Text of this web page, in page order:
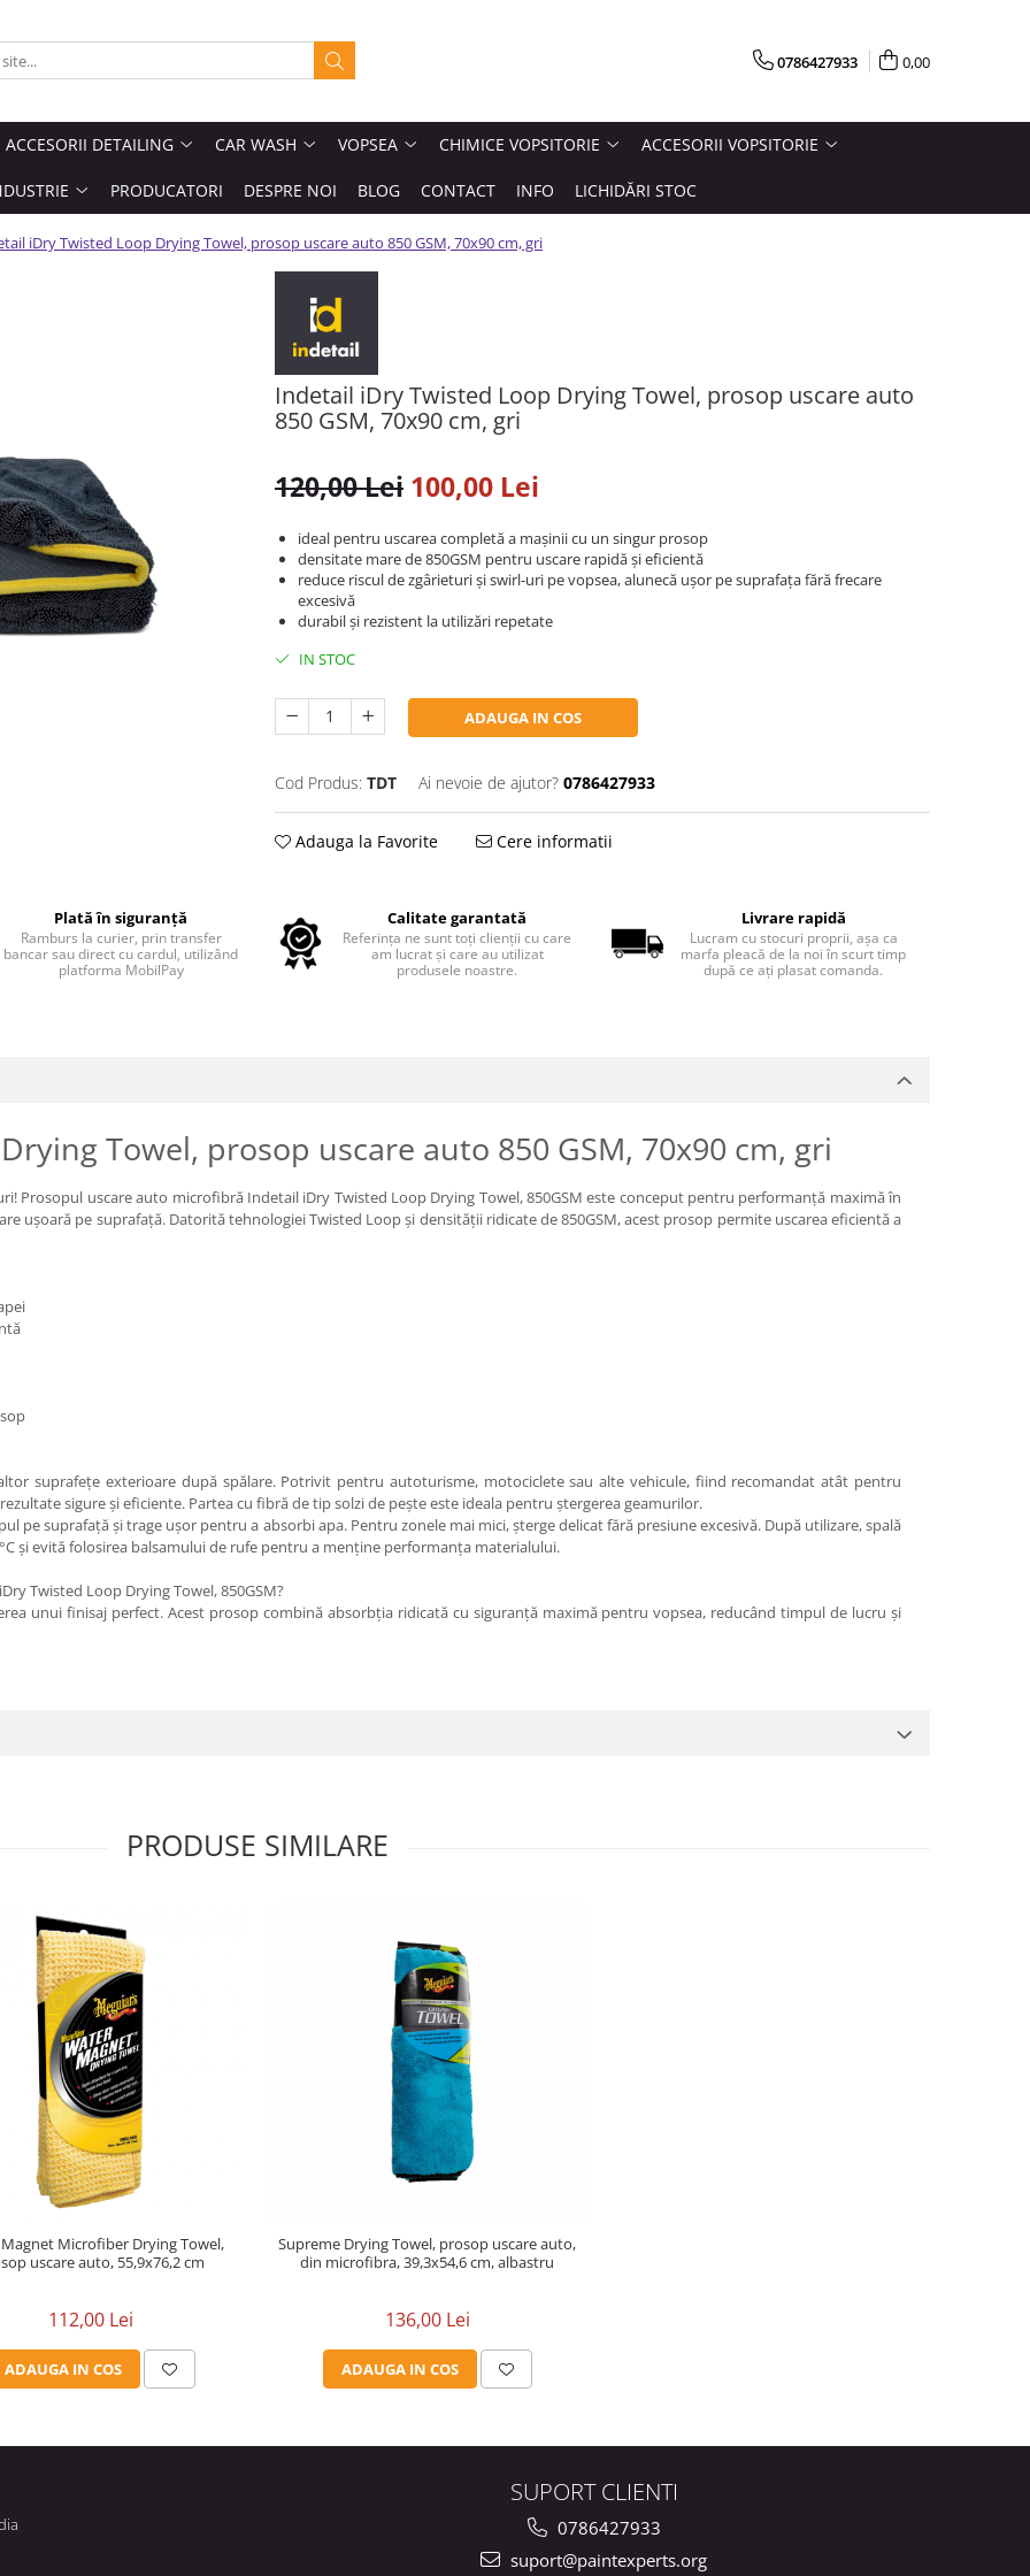
0786427933 0,00
ACCESORII DETAILING CAR WASH VOPSEA CHIMICE VOPSITORIE ACCESORII VOPSITORIE
PRODUCATORI DESPRE NOI BLOG CONTACT INFO LICHIDĂRI STOC
iDry Twisted Loop Drying Towel, prosop uscare auto 850 GSM, 70x90 cm, gri
Indetail iDry Twisted Loop Drying Towel, prosop uscare auto
850 GSM, 70x90 cm, gri
120,00 Lei 100,00 Lei
ideal pentru uscarea completă a mașinii cu un singur prosop
densitate mare de 850GSM pentru uscare rapidă și eficientă
reduce riscul de zgârieturi și swirl-uri pe vopsea, alunecă ușor pe suprafața fără frecare
excesivă
durabil și rezistent la utilizări repetate
IN STOC
ADAUGA IN COS
Cod Produs: TDT Ai nevoie de ajutor? 0786427933
Adauga la Favorite Cere informatii
Plată în siguranță
Ramburs la curier, prin transfer
bancar sau direct cu cardul, utilizând
platforma MobilPay
Calitate garantată
Referința ne sunt toți clienții cu care
am lucrat și care au utilizat
produsele noastre.
Livrare rapidă
Lucram cu stocuri proprii, așa ca
marfa pleacă de la noi în scurt timp
după ce ați plasat comanda.
Towel, prosop uscare auto 850 GSM, 70x90 cm, gri
Prosopul uscare auto microfibră Indetail iDry Twisted Loop Drying Towel, 850GSM este conceput pentru performanță maximă în
ușoară pe suprafață. Datorită tehnologiei Twisted Loop și densității ridicate de 850GSM, acest prosop permite uscarea eficientă a
suprafețe exterioare după spălare. Potrivit pentru autoturisme, motociclete sau alte vehicule, fiind recomandat atât pentru
sigure și eficiente. Partea cu fibră de tip solzi de pește este ideala pentru ștergerea geamurilor.
pe suprafață și trage ușor pentru a absorbi apa. Pentru zonele mai mici, șterge delicat fără presiune excesivă. După utilizare, spală
și evită folosirea balsamului de rufe pentru a menține performanța materialului.
Twisted Loop Drying Towel, 850GSM?
unui finisaj perfect. Acest prosop combină absorbția ridicată cu siguranță maximă pentru vopsea, reducând timpul de lucru și
PRODUSE SIMILARE
Microfiber Drying Towel,
uscare auto, 55,9x76,2 cm
112,00 Lei
ADAUGA IN COS
Supreme Drying Towel, prosop uscare auto,
din microfibra, 39,3x54,6 cm, albastru
136,00 Lei
ADAUGA IN COS
SUPORT CLIENTI
0786427933
suport@paintexperts.org